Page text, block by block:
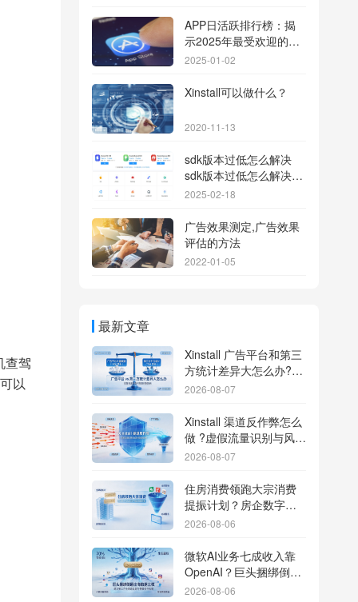
查驾
以
APP日活跃排行榜：揭
示2025年最受欢迎的应
用背后的秘密
2025-01-02
Xinstall可以做什么？
2020-11-13
sdk版本过低怎么解决
sdk版本过低怎么解决华
为
2025-02-18
广告效果测定,广告效果
评估的方法
2022-01-05
最新文章
Xinstall 广告平台和第三
方统计差异大怎么办?数
据误差排查指南
2026-08-07
Xinstall 渠道反作弊怎么
做 ?虚假流量识别与风控
防刷解析
2026-08-07
住房消费领跑大宗消费
提振计划？房企数字化
转型加速线下场景智能
2026-08-06
微软AI业务七成收入靠
OpenAI？巨头捆绑倒逼
出海App独立追踪全渠道
2026-08-06